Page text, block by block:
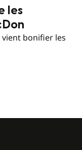
les
bonifier les